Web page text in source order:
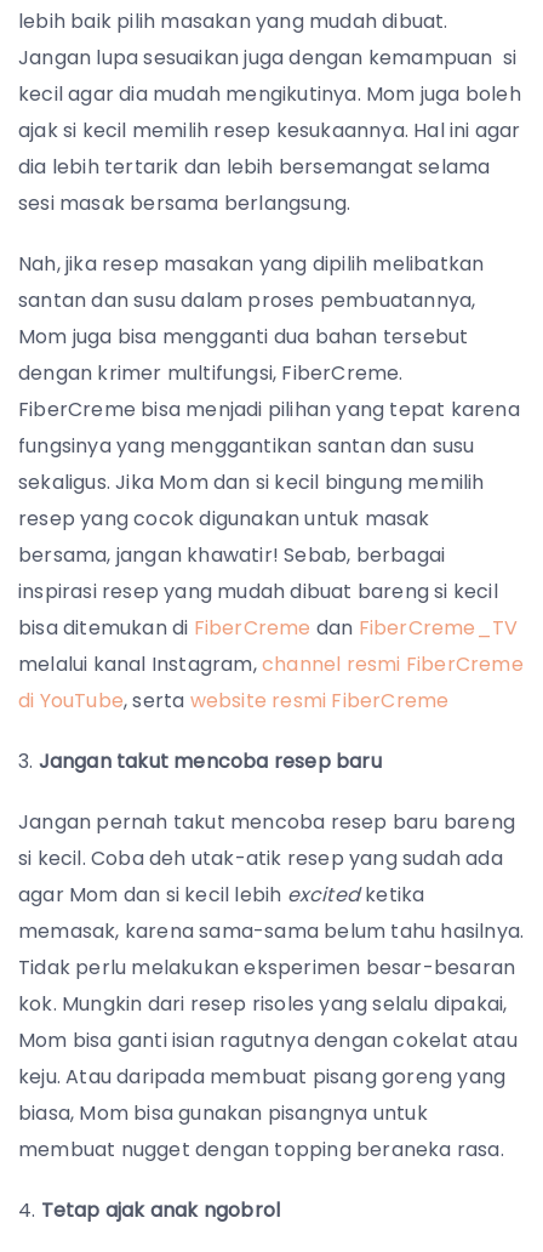
lebih baik pilih masakan yang mudah dibuat.
Jangan lupa sesuaikan juga dengan kemampuan si
kecil agar dia mudah mengikutinya. Mom juga boleh
ajak si kecil memilih resep kesukaannya. Hal ini agar
dia lebih tertarik dan lebih bersemangat selama
sesi masak bersama berlangsung.
Nah, jika resep masakan yang dipilih melibatkan
santan dan susu dalam proses pembuatannya,
Mom juga bisa mengganti dua bahan tersebut
dengan krimer multifungsi, FiberCreme.
FiberCreme bisa menjadi pilihan yang tepat karena
fungsinya yang menggantikan santan dan susu
sekaligus. Jika Mom dan si kecil bingung memilih
resep yang cocok digunakan untuk masak
bersama, jangan khawatir! Sebab, berbagai
inspirasi resep yang mudah dibuat bareng si kecil
bisa ditemukan di FiberCreme dan FiberCreme_TV
melalui kanal Instagram,channel resmi FiberCreme
di YouTube, serta website resmi FiberCreme
3. Jangan takut mencoba resep baru
Jangan pernah takut mencoba resep baru bareng
si kecil. Coba deh utak-atik resep yang sudah ada
agar Mom dan si kecil lebih excitedketika
memasak, karena sama-sama belum tahu hasilnya.
Tidak perlu melakukan eksperimen besar-besaran
kok. Mungkin dari resep risoles yang selalu dipakai,
Mom bisa ganti isian ragutnya dengan cokelat atau
keju. Atau daripada membuat pisang goreng yang
biasa, Mom bisa gunakan pisangnya untuk
membuat nugget dengan topping beraneka rasa.
4. Tetap ajak anak ngobrol